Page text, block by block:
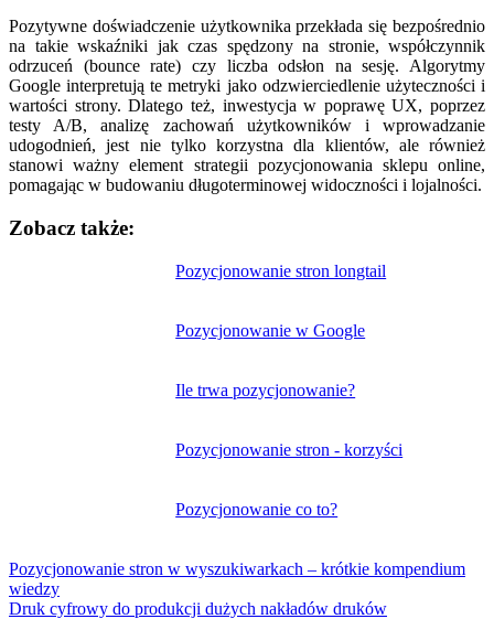
Pozytywne doświadczenie użytkownika przekłada się bezpośrednio
na takie wskaźniki jak czas spędzony na stronie, współczynnik
odrzuceń (bounce rate) czy liczba odsłon na sesję. Algorytmy
Google interpretują te metryki jako odzwierciedlenie użyteczności i
wartości strony. Dlatego też, inwestycja w poprawę UX, poprzez
testy A/B, analizę zachowań użytkowników i wprowadzanie
udogodnień, jest nie tylko korzystna dla klientów, ale również
stanowi ważny element strategii pozycjonowania sklepu online,
pomagając w budowaniu długoterminowej widoczności i lojalności.
Zobacz także:
Pozycjonowanie stron longtail
Pozycjonowanie w Google
Ile trwa pozycjonowanie?
Pozycjonowanie stron - korzyści
Pozycjonowanie co to?
Pozycjonowanie stron w wyszukiwarkach – krótkie kompendium
wiedzy
Druk cyfrowy do produkcji dużych nakładów druków